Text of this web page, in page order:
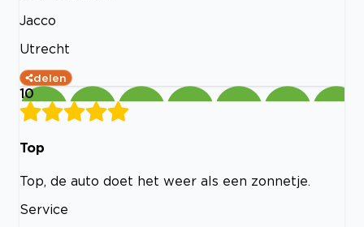
Jacco
Utrecht
delen
10
Top
Top, de auto doet het weer als een zonnetje.
Service